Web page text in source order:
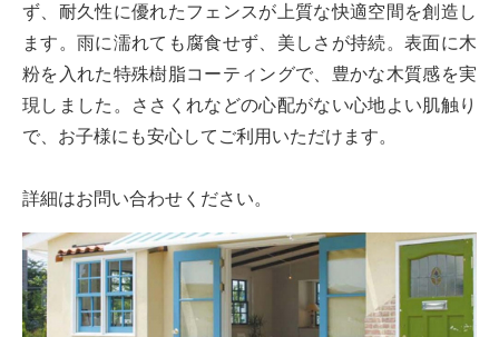
ず、耐久性に優れたフェンスが上質な快適空間を創造し
ます。雨に濡れても腐食せず、美しさが持続。表面に木
粉を入れた特殊樹脂コーティングで、豊かな木質感を実
現しました。ささくれなどの心配がない心地よい肌触り
で、お子様にも安心してご利用いただけます。
詳細はお問い合わせください。